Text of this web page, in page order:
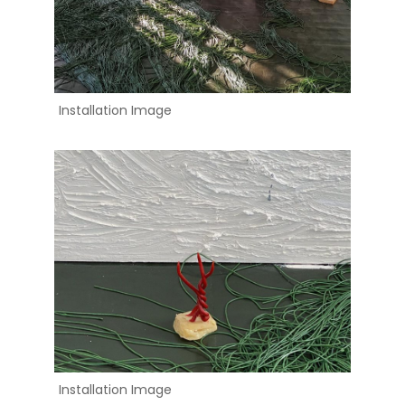
Installation Image
Installation Image